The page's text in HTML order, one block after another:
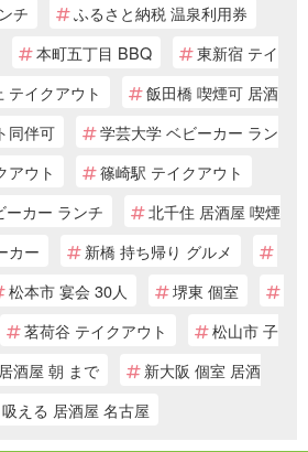
チ
ふるさと納税 温泉利用券
本町五丁目 BBQ
東新宿 テイ
テイクアウト
飯田橋 喫煙可 居酒
同伴可
学芸大学 ベビーカー ラン
アウト
篠崎駅 テイクアウト
ーカー ランチ
北千住 居酒屋 喫煙
カー
新橋 持ち帰り グルメ
松本市 宴会 30人
堺東 個室
茗荷谷 テイクアウト
松山市 子
酒屋 朝 まで
新大阪 個室 居酒
える 居酒屋 名古屋